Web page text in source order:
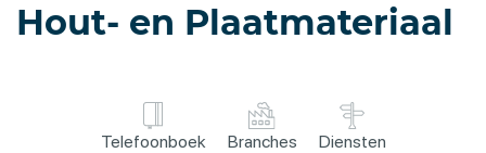
Hout- en Plaatmateriaal
Telefoonboek Branches Diensten